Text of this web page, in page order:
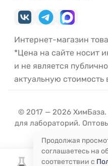
Интернет-магазин
*Цена на сайте носит
и не является
актуальную стоимость
© 2017 — 2026 ХимБаза.
для лабораторий.
Продолжая
соглашаетесь на
соответствии с